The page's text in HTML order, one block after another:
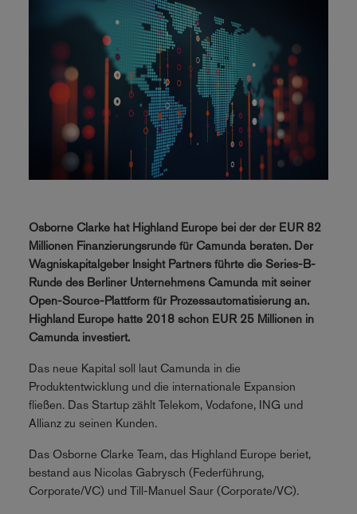
Osborne Clarke hat Highland Europe bei der der EUR 82
Millionen Finanzierungsrunde für Camunda beraten. Der
Wagniskapitalgeber Insight Partners führte die Series-B-
Runde des Berliner Unternehmens Camunda mit seiner
Open-Source-Plattform für Prozessautomatisierung an.
Highland Europe hatte 2018 schon EUR 25 Millionen in
Camunda investiert.
Das neue Kapital soll laut Camunda in die
Produktentwicklung und die internationale Expansion
fließen. Das Startup zählt Telekom, Vodafone, ING und
Allianz zu seinen Kunden.
Das Osborne Clarke Team, das Highland Europe beriet,
bestand aus Nicolas Gabrysch (Federführung,
Corporate/VC) und Till-Manuel Saur (Corporate/VC).